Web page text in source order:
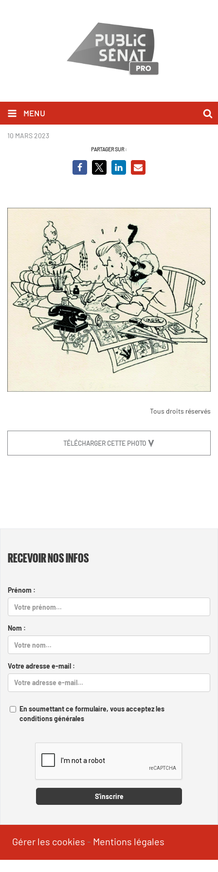
MENU
Hergé, à l'ombre de Tintin
10 MARS 2023
PARTAGER SUR :
Tous droits réservés
TÉLÉCHARGER CETTE PHOTO
RECEVOIR NOS INFOS
Prénom :
Nom :
Votre adresse e-mail :
En soumettant ce formulaire, vous acceptez les
conditions générales
S'inscrire
Gérer les cookies - Mentions légales